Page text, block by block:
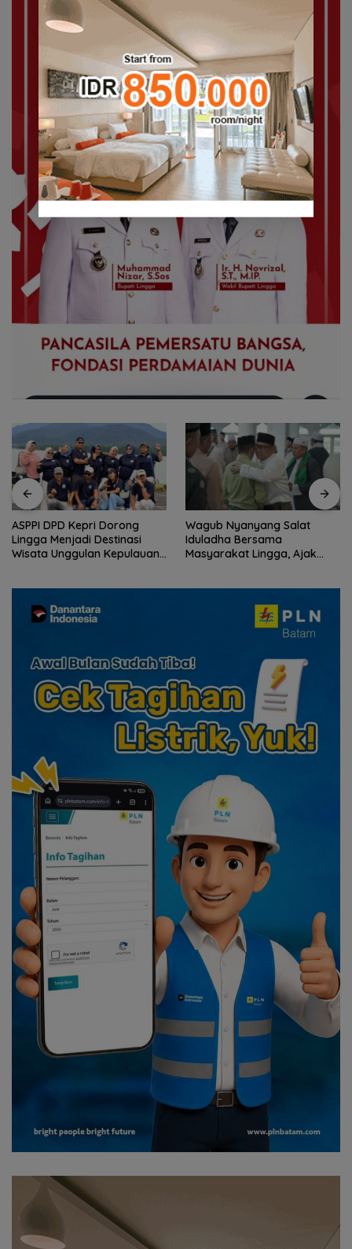
ASPPI DPD Kepri Dorong
Lingga Menjadi Destinasi
Wisata Unggulan Kepulauan
Wagub Nyanyang Salat
Iduladha Bersama
Masyarakat Lingga, Ajak